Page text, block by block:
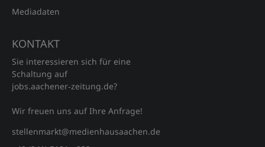
Mediadaten
KONTAKT
Sie interessieren sich für eine
Schaltung auf
jobs.aachener‑zeitung.de?
Wir freuen uns auf Ihre Anfrage!
stellenmarkt@medienhausaachen.de